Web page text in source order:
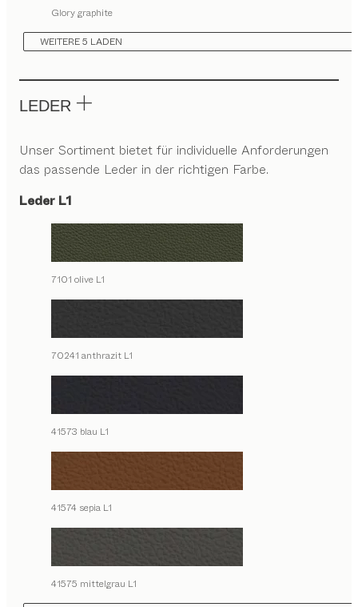
Glory graphite
WEITERE 5 LADEN
LEDER
Unser Sortiment bietet für individuelle Anforderungen
das passende Leder in der richtigen Farbe.
Leder L1
7101 olive L1
70241 anthrazit L1
41573 blau L1
41574 sepia L1
41575 mittelgrau L1